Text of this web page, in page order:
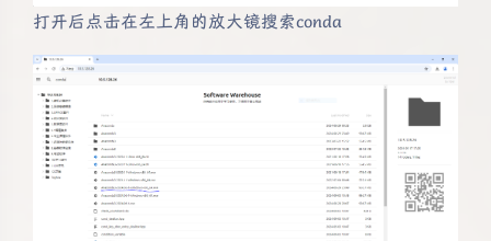
打开后点击在左上角的放大镜搜索conda